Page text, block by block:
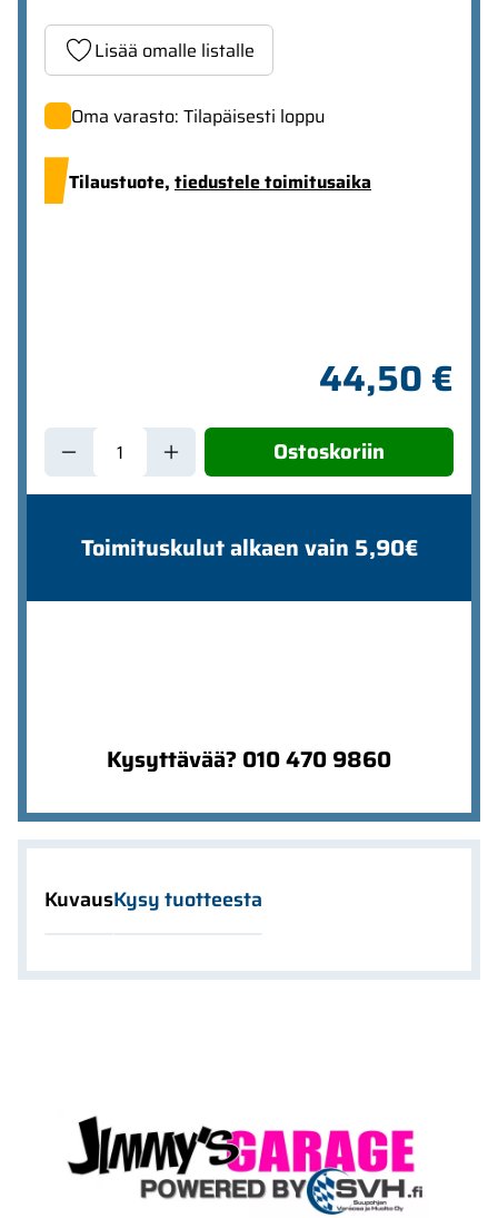
Lisää omalle listalle
Oma varasto: Tilapäisesti loppu
Tilaustuote, tiedustele toimitusaika
44,50 €
Ostoskoriin
Toimituskulut alkaen vain 5,90€
Kysyttävää? 010 470 9860
KuvausKysy tuotteesta